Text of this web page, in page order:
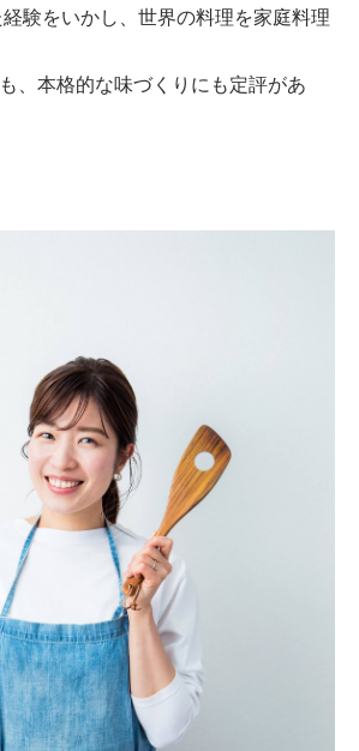
験をいかし、世界の料理を家庭料理
、本格的な味づくりにも定評があ